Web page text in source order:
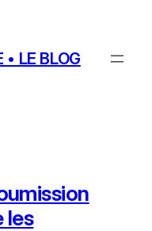
• LE BLOG
les